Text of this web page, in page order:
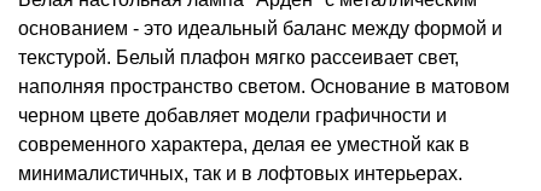
основанием - это идеальный баланс между формой и
текстурой. Белый плафон мягко рассеивает свет,
наполняя пространство светом. Основание в матовом
черном цвете добавляет модели графичности и
современного характера, делая ее уместной как в
минималистичных, так и в лофтовых интерьерах.